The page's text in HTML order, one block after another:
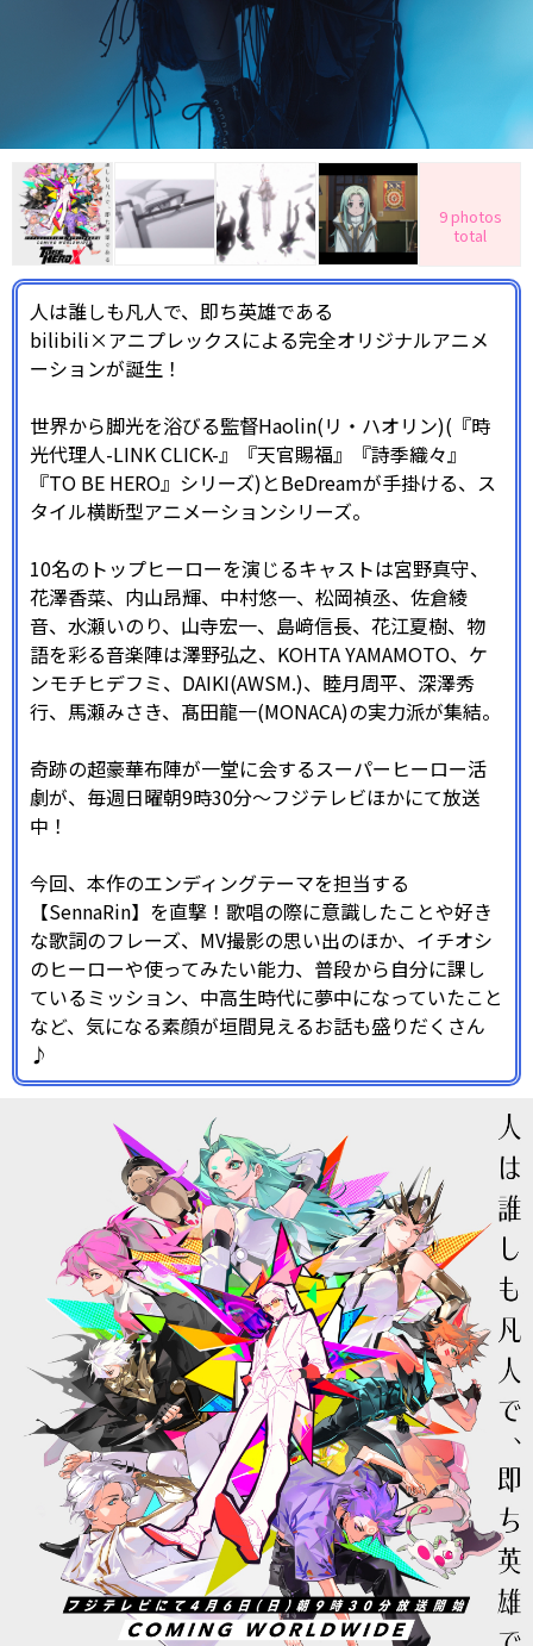
9 photos
total
人は誰しも凡人で、即ち英雄である――
bilibili×アニプレックスによる完全オリジナルアニメ
ーションが誕生！
世界から脚光を浴びる監督Haolin(リ・ハオリン)(『時
光代理人-LINK CLICK-』『天官賜福』『詩季織々』
『TO BE HERO』シリーズ)とBeDreamが手掛ける、ス
タイル横断型アニメーションシリーズ。
10名のトップヒーローを演じるキャストは宮野真守、
花澤香菜、内山昂輝、中村悠一、松岡禎丞、佐倉綾
音、水瀬いのり、山寺宏一、島﨑信長、花江夏樹、物
語を彩る音楽陣は澤野弘之、KOHTA YAMAMOTO、ケ
ンモチヒデフミ、DAIKI(AWSM.)、睦月周平、深澤秀
行、馬瀬みさき、髙田龍一(MONACA)の実力派が集結。
奇跡の超豪華布陣が一堂に会するスーパーヒーロー活
劇が、毎週日曜朝9時30分〜フジテレビほかにて放送
中！
今回、本作のエンディングテーマを担当する
【SennaRin】を直撃！歌唱の際に意識したことや好き
な歌詞のフレーズ、MV撮影の思い出のほか、イチオシ
のヒーローや使ってみたい能力、普段から自分に課し
ているミッション、中高生時代に夢中になっていたこと
など、気になる素顔が垣間見えるお話も盛りだくさん
♪